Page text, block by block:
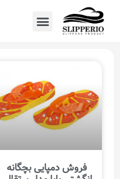
فروش دمپایی بچگانه